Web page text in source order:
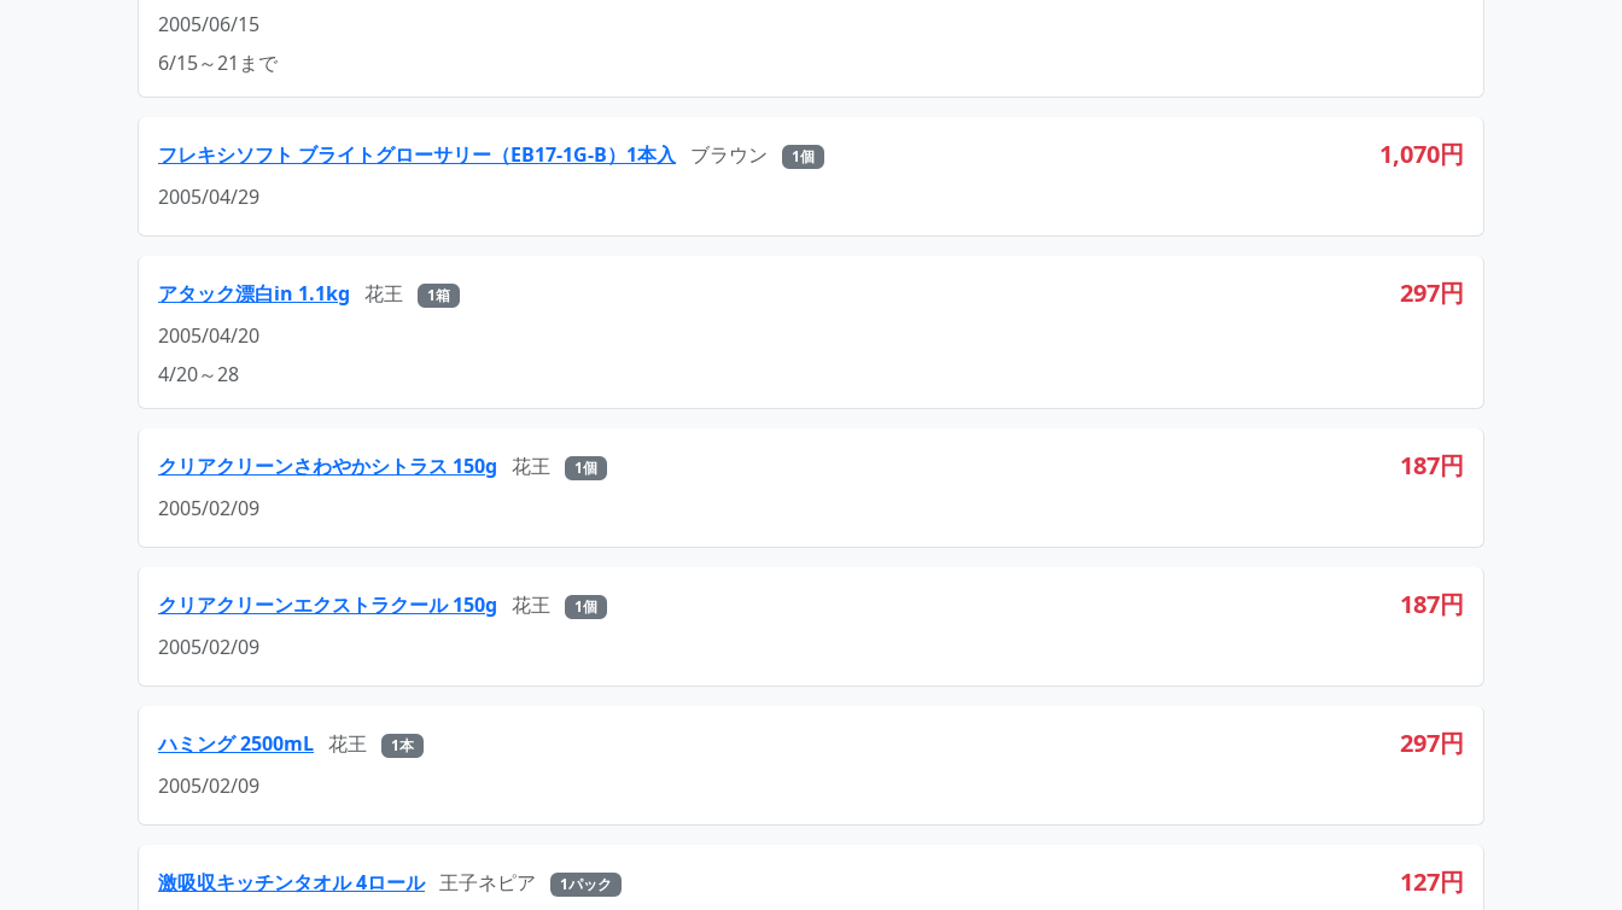
2005/06/15
6/15～21まで
フレキシソフト ブライトグローサリー（EB17-1G-B）1本入 ブラウン 1個 1,070円
2005/04/29
アタック漂白in 1.1kg 花王 1箱 297円
2005/04/20
4/20～28
クリアクリーンさわやかシトラス 150g 花王 1個 187円
2005/02/09
クリアクリーンエクストラクール 150g 花王 1個 187円
2005/02/09
ハミング 2500mL 花王 1本 297円
2005/02/09
激吸収キッチンタオル 4ロール 王子ネピア 1パック 127円